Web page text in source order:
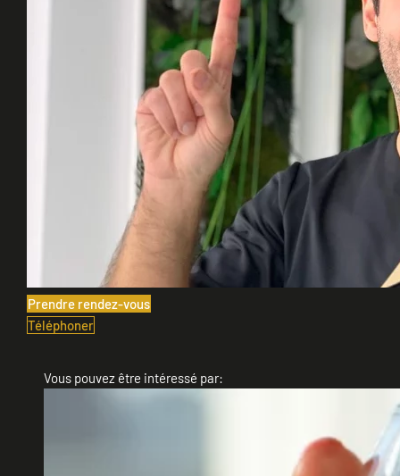
Prendre rendez-vous
Téléphoner
Vous pouvez être intéressé par: